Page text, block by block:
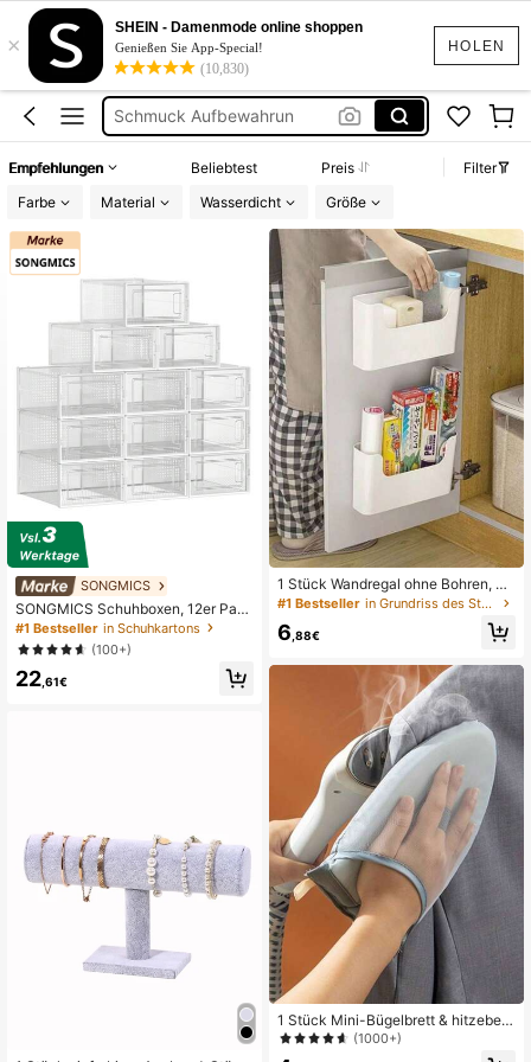
HOLEN
×
SHEIN - Damenmode online shoppen
Genießen Sie App-Special!
(10,830)
Wäschekorb
Deko
Schmuck Aufbewahrun
Auto Zubehör
Empfehlungen Beliebtest Preis
Filter
Farbe
Material Wasserdicht Größe
SONGMICS
SONGMICS Schuhboxen, 12er Pac
k Schuhkartons, faltbar und stapelb
ar, bis Größe 44, transparent-weiß
LSPDE12SWT
#1 Bestseller in Schuhkartons
(100+)
22 ,61€
1 Stück Wandregal ohne Bohren, m
ultifunktionaler Kosmetik- und Uten
ng
#1 Bestseller in Grundriss des Studentenwohnheims Körbe, Behälte
6 ,88€
1 Stück Mini-Bügelbrett & hitzebest
ändige Bügelmatte!,Frühling,minima
(1000+)